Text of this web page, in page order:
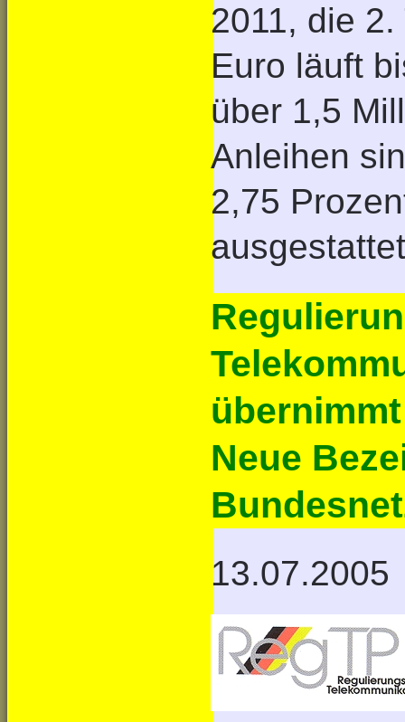
2011, die
Euro läuft
über 1,5
Anleihen
2,75
Neue
13.07.2005